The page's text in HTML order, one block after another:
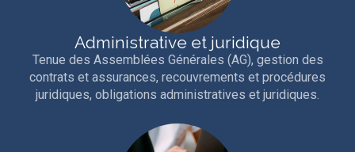
Administrative et juridique
Tenue des Assemblées Générales (AG), gestion des
contrats et assurances, recouvrements et procédures
juridiques, obligations administratives et juridiques.